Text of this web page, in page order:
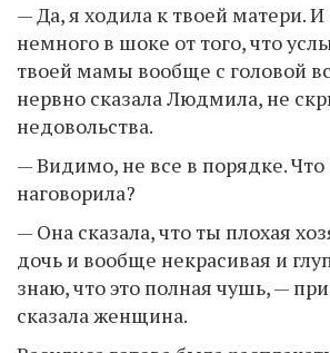
— Да, я ходила к твоей матери. И
немного в шоке от того, что
твоей мамы вообще с головой
нервно сказала Людмила, не
недовольства.
— Видимо, не все в порядке. Что
наговорила?
— Она сказала, что ты плохая
дочь и вообще некрасивая и
знаю, что это полная чушь, —
сказала женщина.